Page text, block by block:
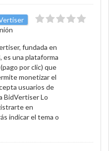
fundada en
es una plataforma
por clic) que
monetizar el
usuarios de
BidVertiser Lo
en
indicar el tema o